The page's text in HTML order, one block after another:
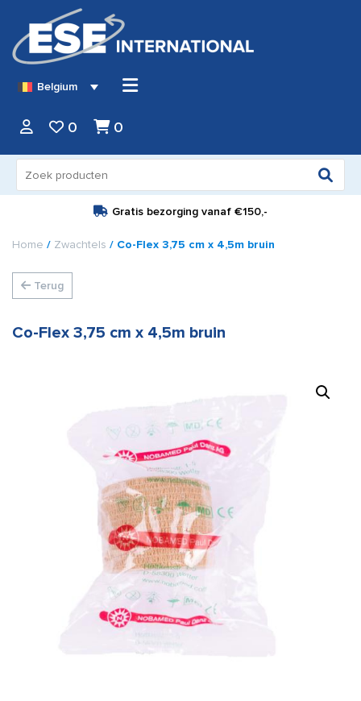
Belgium
0 0
naar:
Gratis bezorging vanaf €150,-
Home / Zwachtels / Co-Flex 3,75 cm x 4,5m bruin
Terug
Co-Flex 3,75 cm x 4,5m bruin